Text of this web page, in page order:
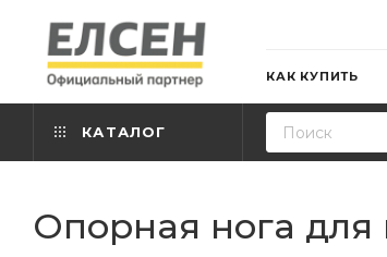
КАК КУПИТЬ
КАТАЛОГ
Опорная нога для